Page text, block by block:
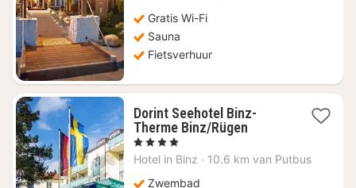
€
Gratis Wi-Fi
Sauna
Fietsverhuur
Dorint Seehotel Binz-
Therme Binz/Rügen1
vanaf
, 4 Sterren
Hotel in Binz · 10.6 km van Putbus
Zwembad